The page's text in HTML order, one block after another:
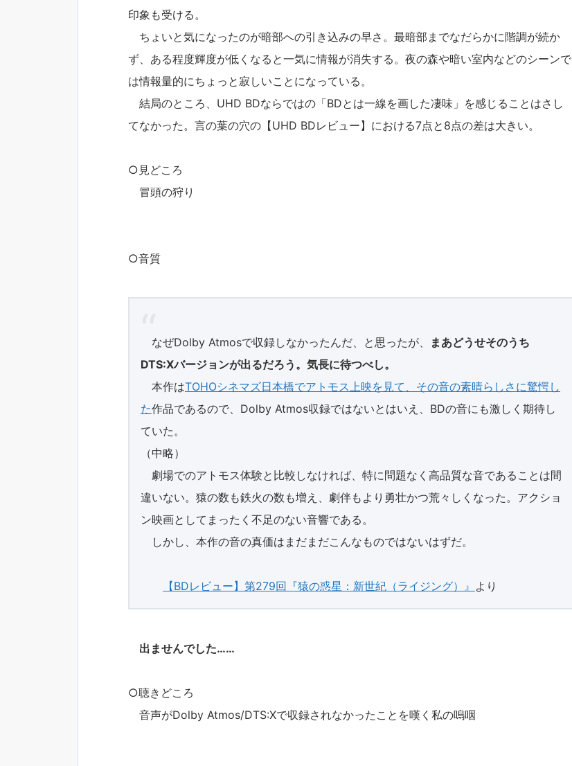
印象も受ける。
ちょいと気になったのが暗部への引き込みの早さ。最暗部までなだらかに階調が続か
ず、ある程度輝度が低くなると一気に情報が消失する。夜の森や暗い室内などのシーンで
は情報量的にちょっと寂しいことになっている。
結局のところ、UHD BDならではの「BDとは一線を画した凄味」を感じることはさし
てなかった。言の葉の穴の【UHD BDレビュー】における7点と8点の差は大きい。
○見どころ
冒頭の狩り
○音質
なぜDolby Atmosで収録しなかったんだ、と思ったが、
まあどうせそのうち
DTS:Xバージョンが出るだろう。気長に待つべし。
本作はTOHOシネマズ日本橋でアトモス上映を見て、その音の素晴らしさに驚愕し
た作品であるので、Dolby Atmos収録ではないとはいえ、BDの音にも激しく期待し
ていた。
（中略）
劇場でのアトモス体験と比較しなければ、特に問題なく高品質な音であることは間
違いない。猿の数も鉄火の数も増え、劇伴もより勇壮かつ荒々しくなった。アクショ
ン映画としてまったく不足のない音響である。
しかし、本作の音の真価はまだまだこんなものではないはずだ。
【BDレビュー】第279回『猿の惑星：新世紀（ライジング）』 より
出ませんでした……
○聴きどころ
音声がDolby Atmos/DTS:Xで収録されなかったことを嘆く私の嗚咽